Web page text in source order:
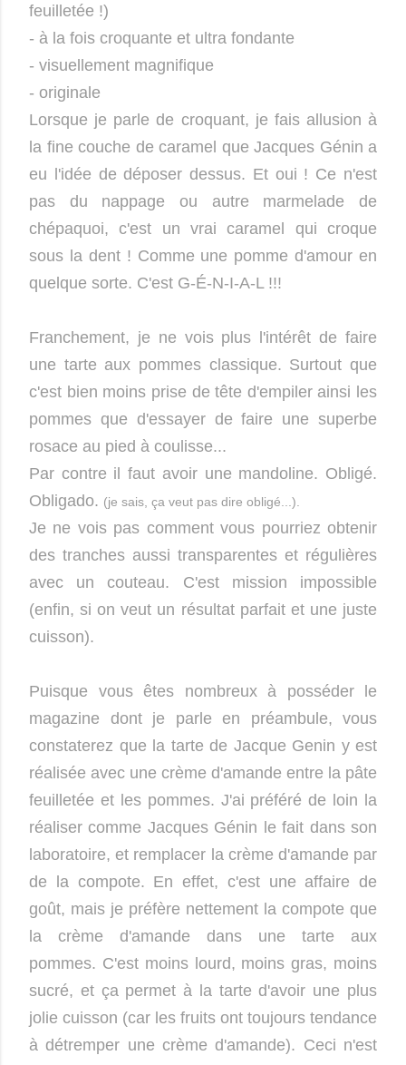
feuilletée !)
- à la fois croquante et ultra fondante
- visuellement magnifique
- originale
Lorsque je parle de croquant, je fais allusion à
la fine couche de caramel que Jacques Génin a
eu l'idée de déposer dessus. Et oui ! Ce n'est
pas du nappage ou autre marmelade de
chépaquoi, c'est un vrai caramel qui croque
sous la dent ! Comme une pomme d'amour en
quelque sorte. C'est G-É-N-I-A-L !!!
Franchement, je ne vois plus l'intérêt de faire
une tarte aux pommes classique. Surtout que
c'est bien moins prise de tête d'empiler ainsi les
pommes que d'essayer de faire une superbe
rosace au pied à coulisse...
Par contre il faut avoir une mandoline. Obligé.
Obligado. (je sais, ça veut pas dire obligé...).
Je ne vois pas comment vous pourriez obtenir
des tranches aussi transparentes et régulières
avec un couteau. C'est mission impossible
(enfin, si on veut un résultat parfait et une juste
cuisson).
Puisque vous êtes nombreux à posséder le
magazine dont je parle en préambule, vous
constaterez que la tarte de Jacque Genin y est
réalisée avec une crème d'amande entre la pâte
feuilletée et les pommes. J'ai préféré de loin la
réaliser comme Jacques Génin le fait dans son
laboratoire, et remplacer la crème d'amande par
de la compote. En effet, c'est une affaire de
goût, mais je préfère nettement la compote que
la crème d'amande dans une tarte aux
pommes. C'est moins lourd, moins gras, moins
sucré, et ça permet à la tarte d'avoir une plus
jolie cuisson (car les fruits ont toujours tendance
à détremper une crème d'amande). Ceci n'est